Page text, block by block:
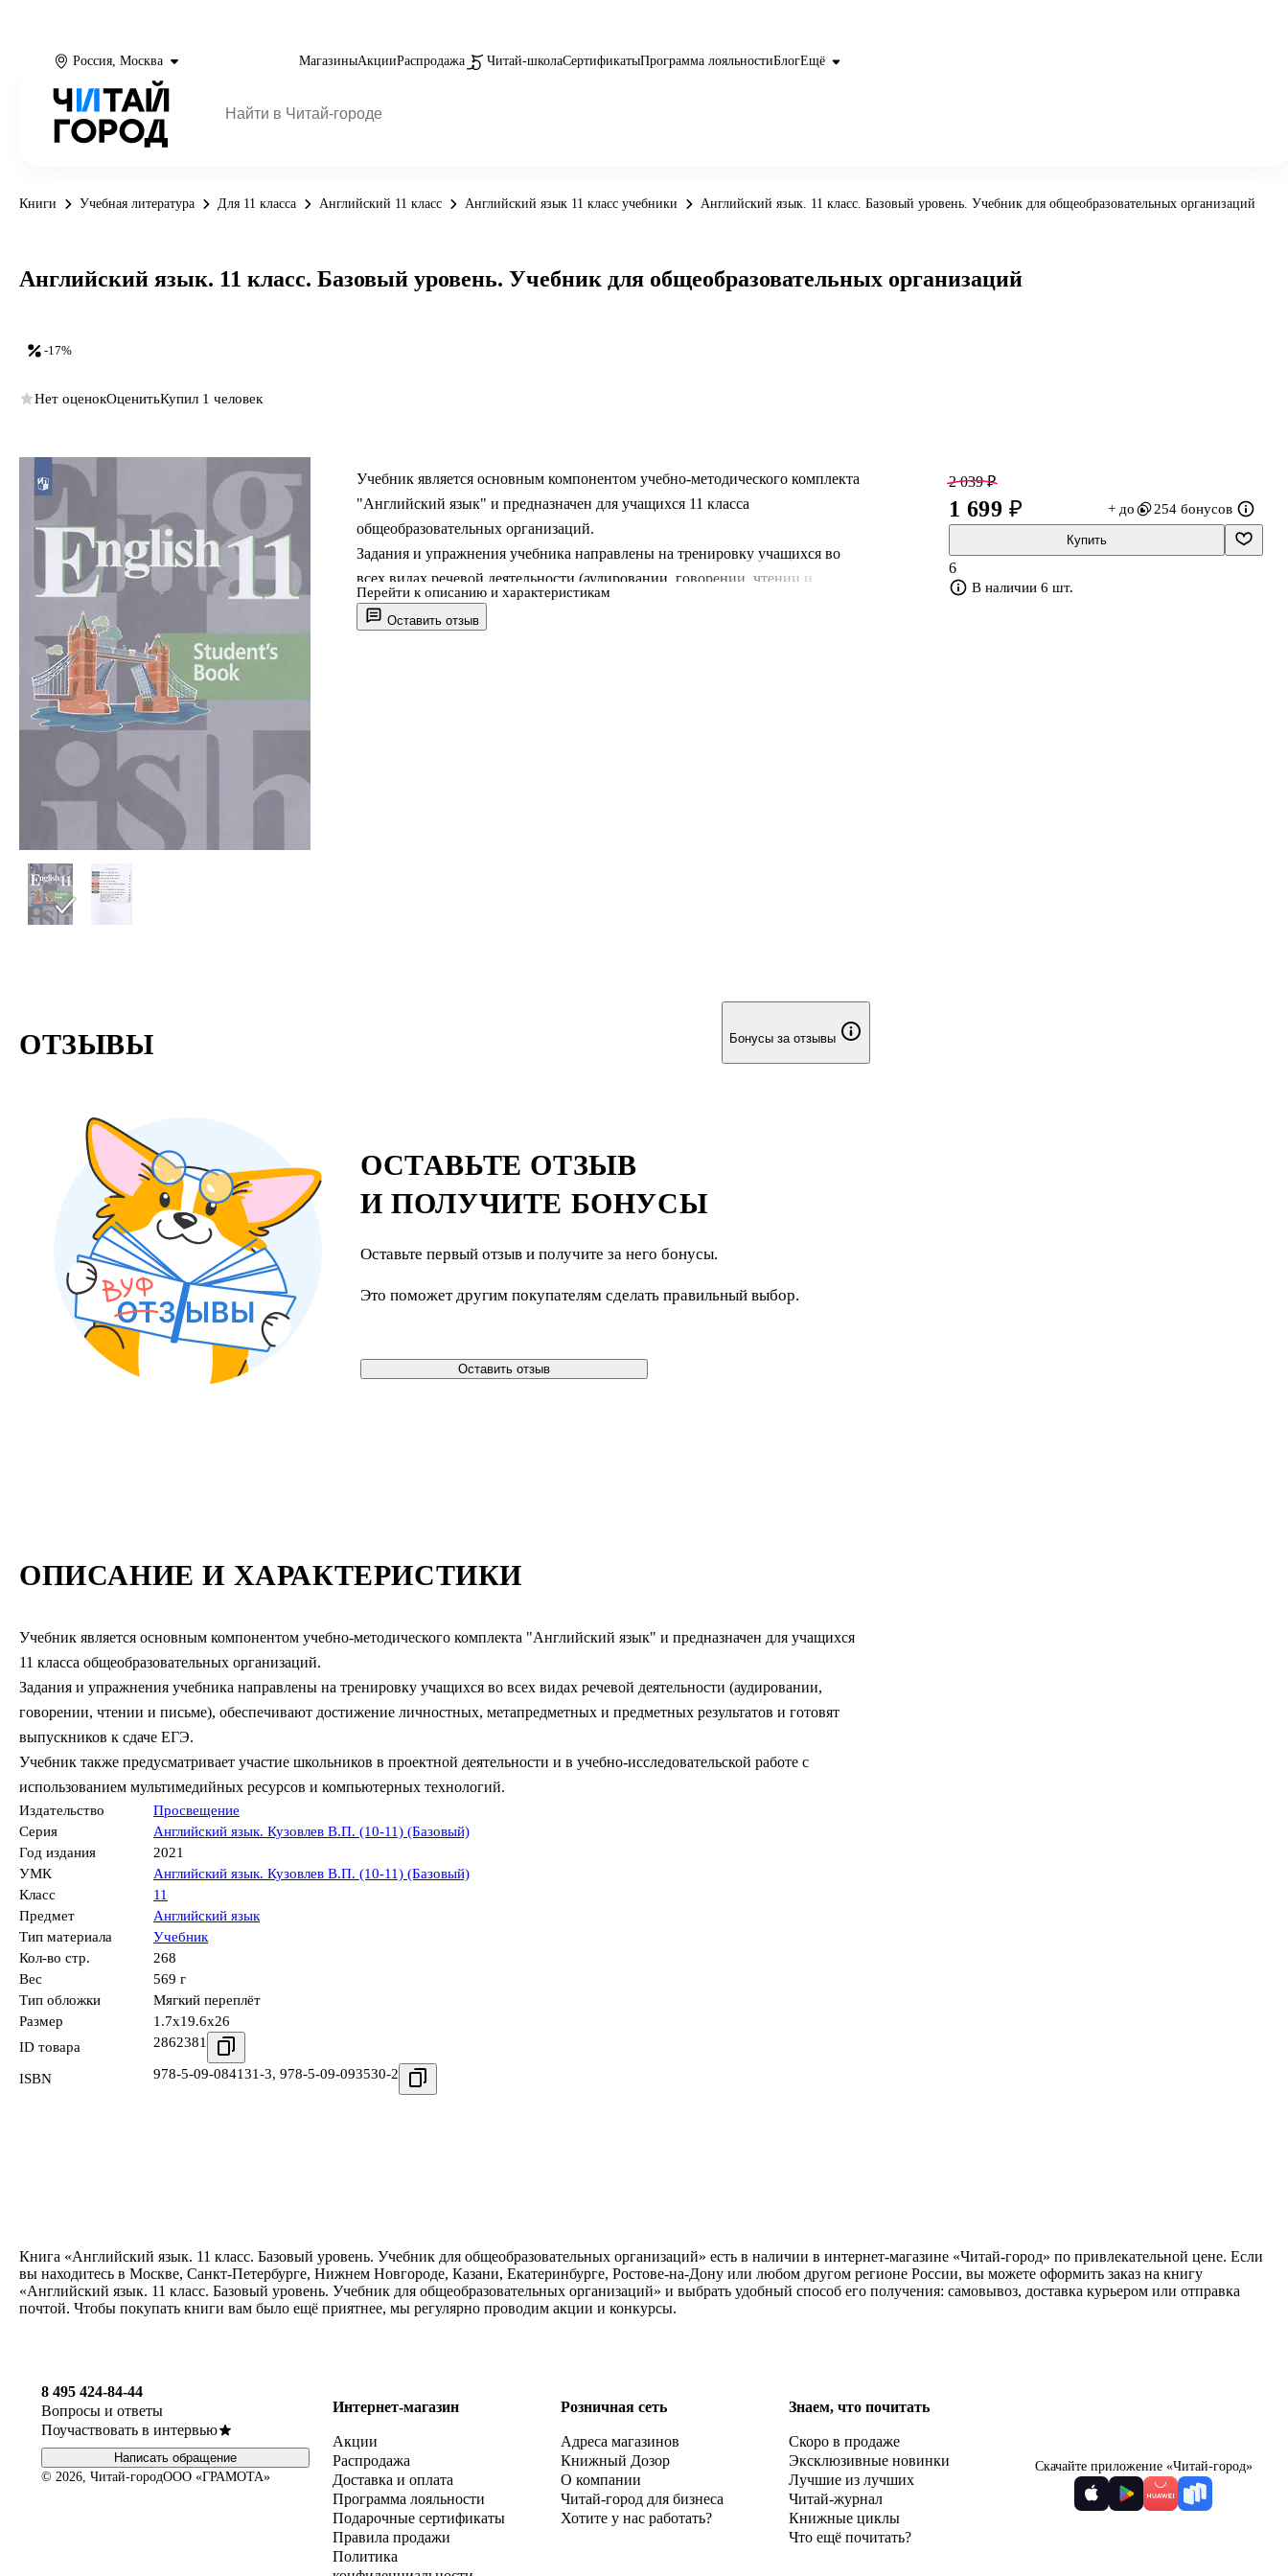
Россия, Москва МагазиныАкцииРаспродажа Читай-школаСертификатыПрограмма лояльностиБлогЕщё
Книги Учебная литература Для 11 класса Английский 11 класс Английский язык 11 класс учебники Английский язык. 11 класс. Базовый уровень. Учебник для общеобразовательных организаций
Оставить отзыв
Учебник является основным компонентом учебно-методического комплекта
"Английский язык" и предназначен для учащихся 11 класса
общеобразовательных организаций.
Задания и упражнения учебника направлены на тренировку учащихся во
всех видах речевой деятельности (аудировании, говорении, чтении и
письме), обеспечивают достижение личностных, метапредметных и
предметных результатов и готовят выпускников к сдаче ЕГЭ.
Перейти к описанию и характеристикам
-17%
Английский язык. 11 класс. Базовый уровень. Учебник для общеобразовательных организаций
Нет оценокОценитьКупил 1 человек
2 039 ₽
1 699 ₽ + до 254 бонусов
Купить
6
В наличии 6 шт.
ОПИСАНИЕ И ХАРАКТЕРИСТИКИ
Учебник является основным компонентом учебно-методического комплекта "Английский язык" и предназначен для учащихся
11 класса общеобразовательных организаций.
Задания и упражнения учебника направлены на тренировку учащихся во всех видах речевой деятельности (аудировании,
говорении, чтении и письме), обеспечивают достижение личностных, метапредметных и предметных результатов и готовят
выпускников к сдаче ЕГЭ.
Учебник также предусматривает участие школьников в проектной деятельности и в учебно-исследовательской работе с
использованием мультимедийных ресурсов и компьютерных технологий.
Издательство
Просвещение
Серия
Английский язык. Кузовлев В.П. (10-11) (Базовый)
Год издания
2021
УМК
Английский язык. Кузовлев В.П. (10-11) (Базовый)
Класс
11
Предмет
Английский язык
Тип материала
Учебник
Кол-во стр.
268
Вес
569 г
Тип обложки
Мягкий переплёт
Размер
1.7x19.6x26
ID товара
2862381
ISBN 978-5-09-084131-3, 978-5-09-093530-2
ОТЗЫВЫ Бонусы за отзывы
ОСТАВЬТЕ ОТЗЫВ
И ПОЛУЧИТЕ БОНУСЫ
Оставьте первый отзыв и получите за него бонусы.
Это поможет другим покупателям сделать правильный выбор.
Оставить отзыв
Книга «Английский язык. 11 класс. Базовый уровень. Учебник для общеобразовательных организаций» есть в наличии в интернет-магазине «Читай-город» по привлекательной цене. Если
вы находитесь в Москве, Санкт-Петербурге, Нижнем Новгороде, Казани, Екатеринбурге, Ростове-на-Дону или любом другом регионе России, вы можете оформить заказ на книгу
«Английский язык. 11 класс. Базовый уровень. Учебник для общеобразовательных организаций» и выбрать удобный способ его получения: самовывоз, доставка курьером или отправка
почтой. Чтобы покупать книги вам было ещё приятнее, мы регулярно проводим акции и конкурсы.
8 495 424-84-44
Вопросы и ответы
Поучаствовать в интервью
Написать обращение
© 2026, Читай-городООО «ГРАМОТА»
Интернет-магазин
Акции
Распродажа
Доставка и оплата
Программа лояльности
Подарочные сертификаты
Правила продажи
Политика
Розничная сеть
Адреса магазинов
Книжный Дозор
О компании
Читай-город для бизнеса
Хотите у нас работать?
Знаем, что почитать
Скоро в продаже
Эксклюзивные новинки
Лучшие из лучших
Читай-журнал
Книжные циклы
Что ещё почитать?
Скачайте приложение «Читай-город»